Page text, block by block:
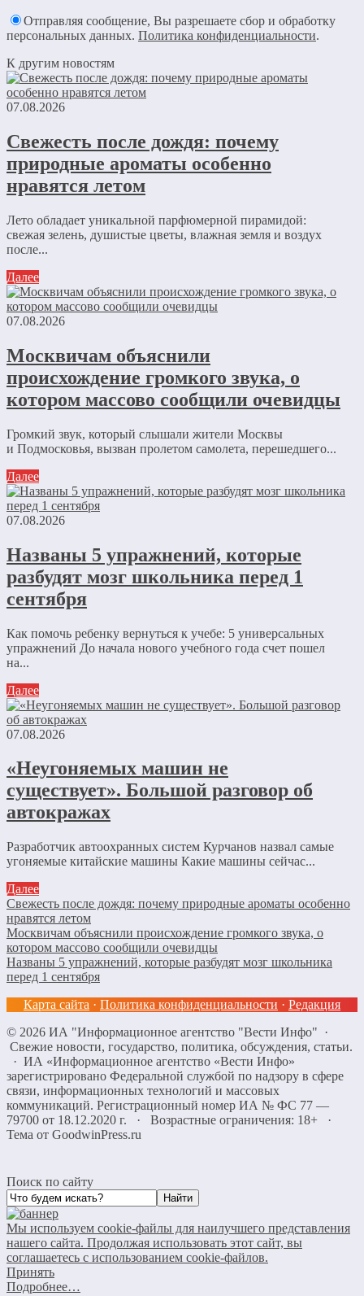
Отправляя сообщение, Вы разрешаете сбор и обработку
персональных данных. Политика конфиденциальности.
К другим новостям
07.08.2026
Свежесть после дождя: почему
природные ароматы особенно
нравятся летом
Лето обладает уникальной парфюмерной пирамидой:
свежая зелень, душистые цветы, влажная земля и воздух
после...
Далее
07.08.2026
Москвичам объяснили
происхождение громкого звука, о
котором массово сообщили очевидцы
Громкий звук, который слышали жители Москвы
и Подмосковья, вызван пролетом самолета, перешедшего...
Далее
07.08.2026
Названы 5 упражнений, которые
разбудят мозг школьника перед 1
сентября
Как помочь ребенку вернуться к учебе: 5 универсальных
упражнений До начала нового учебного года счет пошел
на...
Далее
07.08.2026
«Неугоняемых машин не
существует». Большой разговор об
автокражах
Разработчик автоохранных систем Курчанов назвал самые
угоняемые китайские машины Какие машины сейчас...
Далее
Свежесть после дождя: почему природные ароматы особенно
нравятся летом
Москвичам объяснили происхождение громкого звука, о
котором массово сообщили очевидцы
Названы 5 упражнений, которые разбудят мозг школьника
перед 1 сентября
Карта сайта · Политика конфиденциальности · Редакция
© 2026 ИА "Информационное агентство "Вести Инфо" ·
Свежие новости, государство, политика, обсуждения, статьи.
· ИА «Информационное агентство «Вести Инфо»
зарегистрировано Федеральной службой по надзору в сфере
связи, информационных технологий и массовых
коммуникаций. Регистрационный номер ИА № ФС 77 —
79700 от 18.12.2020 г. · Возрастные ограничения: 18+
·
Тема от GoodwinPress.ru
Поиск по сайту
Мы используем cookie-файлы для наилучшего представления
нашего сайта. Продолжая использовать этот сайт, вы
соглашаетесь с использованием cookie-файлов.
Принять
Подробнее…